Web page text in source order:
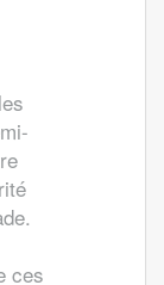
ces